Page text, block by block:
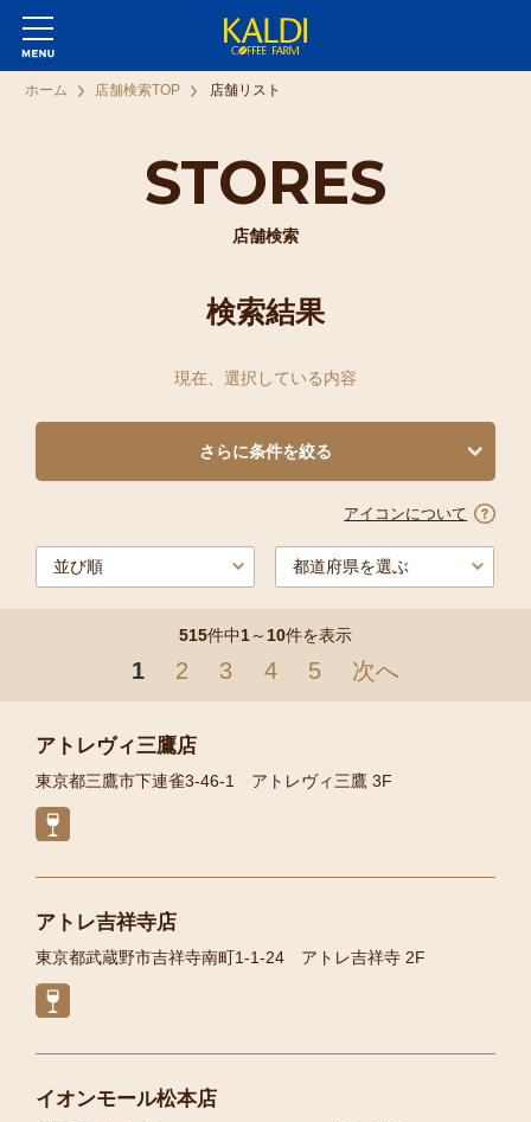
STORES
店舗検索
ホーム 店舗検索TOP 店舗リスト
検索結果
現在、選択している内容
さらに条件を絞る
515件中1～10件を表示
1 2 3 4 5 次へ
アイコンについて
アトレヴィ三鷹店
東京都三鷹市下連雀3-46-1 アトレヴィ三鷹 3F
アトレ吉祥寺店
東京都武蔵野市吉祥寺南町1-1-24 アトレ吉祥寺 2F
イオンモール松本店